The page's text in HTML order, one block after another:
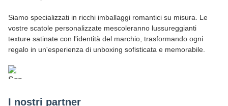
Siamo specializzati in ricchi imballaggi romantici su misura. Le
vostre scatole personalizzate mescoleranno lussureggianti
texture satinate con l'identità del marchio, trasformando ogni
regalo in un'esperienza di unboxing sofisticata e memorabile.
I nostri partner